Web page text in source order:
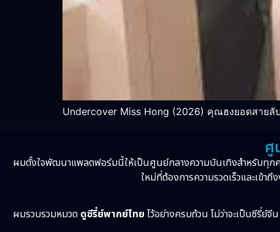
Undercover Miss Hong (2026) คุณฮงยอดสายลั
ศู
ผมตั้งใจพัฒนาแพลตฟอร์มนี้ให้เป็นศูนย์กลางความบันเทิงสำหรับทุก
ใหม่ที่ต้องการความรวดเร็วและเข้
ผมรวบรวมหมวด ดูซีรี่ย์พากย์ไทย ไว้อย่างครบถ้วน ไม่ว่าจะเป็นซีรี่ย์